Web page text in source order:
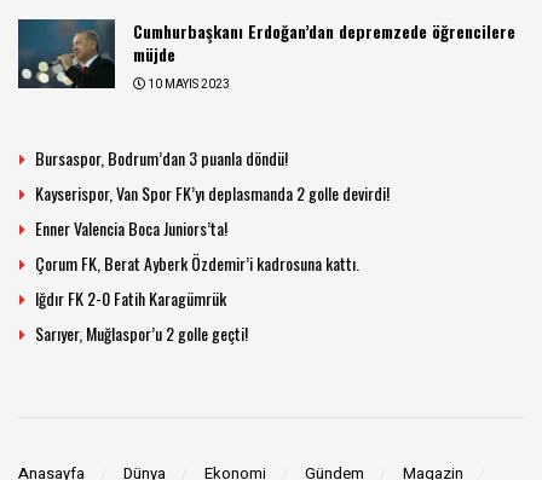
Cumhurbaşkanı Erdoğan’dan depremzede öğrencilere
müjde
10 MAYIS 2023
Bursaspor, Bodrum’dan 3 puanla döndü!
Kayserispor, Van Spor FK’yı deplasmanda 2 golle devirdi!
Enner Valencia Boca Juniors’ta!
Çorum FK, Berat Ayberk Özdemir’i kadrosuna kattı.
Iğdır FK 2-0 Fatih Karagümrük
Sarıyer, Muğlaspor’u 2 golle geçti!
Anasayfa Dünya Ekonomi Gündem Magazin